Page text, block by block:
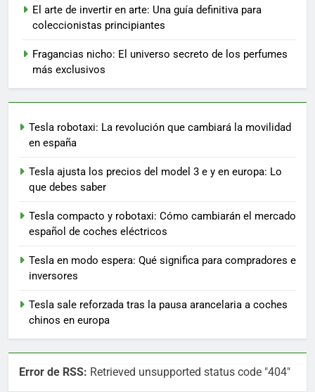
El arte de invertir en arte: Una guía definitiva para
coleccionistas principiantes
Fragancias nicho: El universo secreto de los perfumes
más exclusivos
Tesla robotaxi: La revolución que cambiará la movilidad
en españa
Tesla ajusta los precios del model 3 e y en europa: Lo
que debes saber
Tesla compacto y robotaxi: Cómo cambiarán el mercado
español de coches eléctricos
Tesla en modo espera: Qué significa para compradores e
inversores
Tesla sale reforzada tras la pausa arancelaria a coches
chinos en europa
Error de RSS: Retrieved unsupported status code "404"